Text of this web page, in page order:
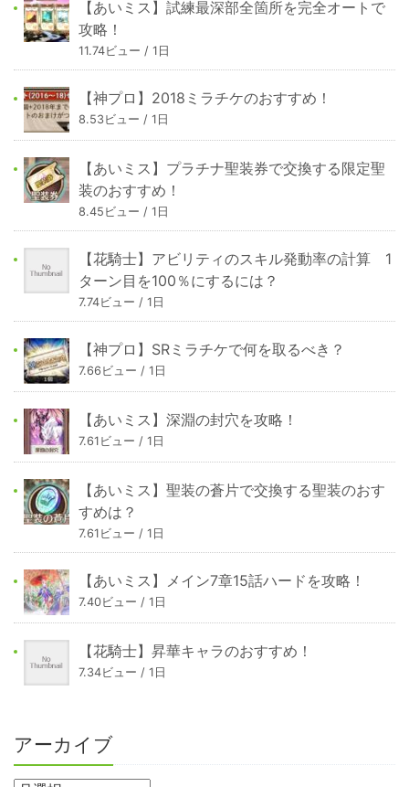
【あいミス】試練最深部全箇所を完全オートで
攻略！
11.74ビュー / 1日
【神プロ】2018ミラチケのおすすめ！
8.53ビュー / 1日
【あいミス】プラチナ聖装券で交換する限定聖
装のおすすめ！
8.45ビュー / 1日
【花騎士】アビリティのスキル発動率の計算 1
ターン目を100％にするには？
7.74ビュー / 1日
【神プロ】SRミラチケで何を取るべき？
7.66ビュー / 1日
【あいミス】深淵の封穴を攻略！
7.61ビュー / 1日
【あいミス】聖装の蒼片で交換する聖装のおす
すめは？
7.61ビュー / 1日
【あいミス】メイン7章15話ハードを攻略！
7.40ビュー / 1日
【花騎士】昇華キャラのおすすめ！
7.34ビュー / 1日
アーカイブ